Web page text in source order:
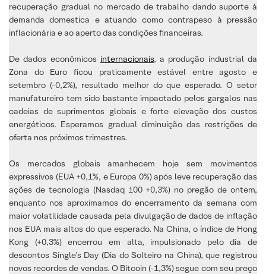
recuperação gradual no mercado de trabalho dando suporte à
demanda domestica e atuando como contrapeso à pressão
inflacionária e ao aperto das condições financeiras.
De dados econômicos internacionais, a produção industrial da
Zona do Euro ficou praticamente estável entre agosto e
setembro (-0,2%), resultado melhor do que esperado. O setor
manufatureiro tem sido bastante impactado pelos gargalos nas
cadeias de suprimentos globais e forte elevação dos custos
energéticos. Esperamos gradual diminuição das restrições de
oferta nos próximos trimestres.
Os mercados globais amanhecem hoje sem movimentos
expressivos (EUA +0,1%, e Europa 0%) após leve recuperação das
ações de tecnologia (Nasdaq 100 +0,3%) no pregão de ontem,
enquanto nos aproximamos do encerramento da semana com
maior volatilidade causada pela divulgação de dados de inflação
nos EUA mais altos do que esperado. Na China, o índice de Hong
Kong (+0,3%) encerrou em alta, impulsionado pelo dia de
descontos Single’s Day (Dia do Solteiro na China), que registrou
novos recordes de vendas. O Bitcoin (-1,3%) segue com seu preço